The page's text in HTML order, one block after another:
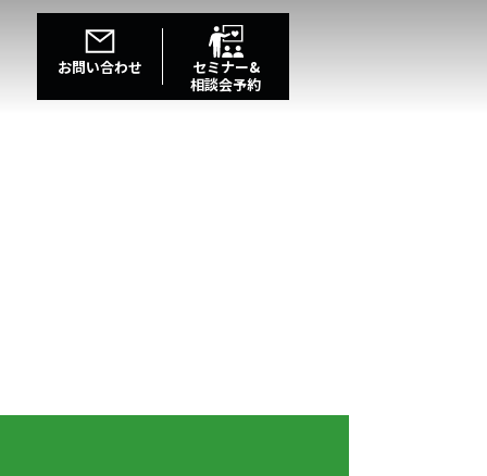
お問い合わせ
セミナー&
相談会予約